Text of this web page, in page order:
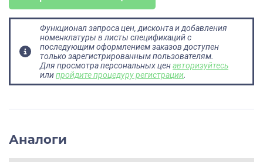
Функционал запроса цен, дисконта и добавления
номенклатуры в листы спецификаций с
последующим оформлением заказов доступен
только зарегистрированным пользователям.
Для просмотра персональных ценавторизуйтесь
илипройдите процедуру регистрации.
Аналоги